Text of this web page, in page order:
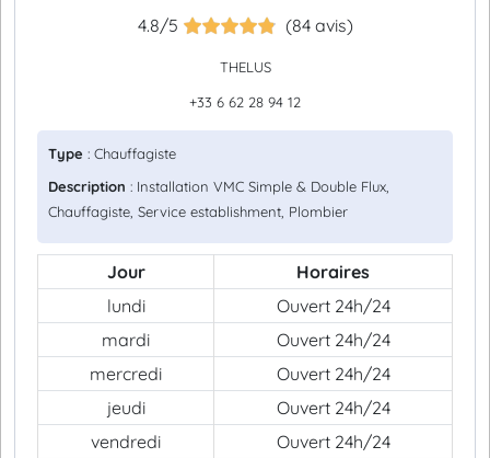
4.8/5 (84 avis)
THELUS
+33 6 62 28 94 12
Type : Chauffagiste
Description : Installation VMC Simple & Double Flux,
Chauffagiste, Service establishment, Plombier
Jour
Horaires
lundi
Ouvert 24h/24
mardi
Ouvert 24h/24
mercredi
Ouvert 24h/24
jeudi
Ouvert 24h/24
vendredi
Ouvert 24h/24